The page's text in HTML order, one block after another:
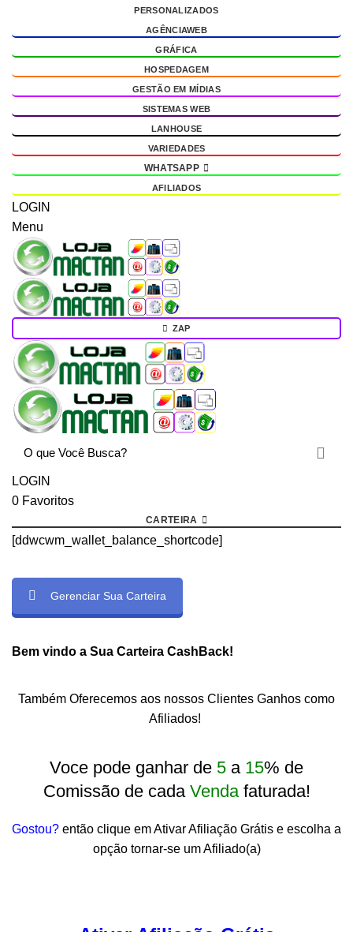
PERSONALIZADOS
AGÊNCIAWEB
GRÁFICA
HOSPEDAGEM
GESTÃO EM MÍDIAS
SISTEMAS WEB
LANHOUSE
VARIEDADES
WHATSAPP
AFILIADOS
LOGIN
Menu
ZAP
LOGIN
0 Favoritos
CARTEIRA
[ddwcwm_wallet_balance_shortcode]
Gerenciar Sua Carteira
Bem vindo a Sua Carteira CashBack!
Também Oferecemos aos nossos Clientes Ganhos como
Afiliados!
Voce pode ganhar de 5 a 15% de
Comissão de cada Vendafaturada!
Gostou? então clique em Ativar Afiliação Grátis e escolha a
opção tornar-se um Afiliado(a)